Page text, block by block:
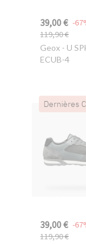
39,00 €
119,90 €
-
Geox - U
ECUB-4
Dernières
39,00 €
119,90 €
-